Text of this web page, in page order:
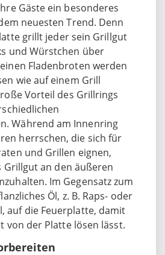
Gäste ein besonderes
neuesten Trend. Denn
grillt jeder sein Grillgut
und Würstchen über
Fladenbroten werden
wie auf einem Grill
Vorteil des Grillrings
Während am Innenring
herrschen, die sich für
und Grillen eignen,
Grillgut an den äußeren
Im Gegensatz zum
Öl, z. B. Raps- oder
auf die Feuerplatte, damit
von der Platte lösen lässt.